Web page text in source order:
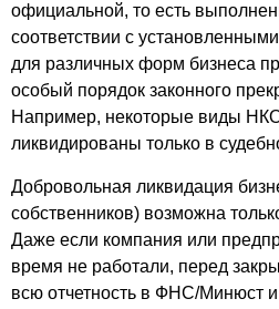
официальной, то есть
соответствии с
для различных форм бизнеса
особый порядок законного
Например, некоторые виды
ликвидированы только в
Добровольная ликвидация
собственников) возможна
Даже если компания или
время не работали, перед
всю отчетность в ФНС/Минюст